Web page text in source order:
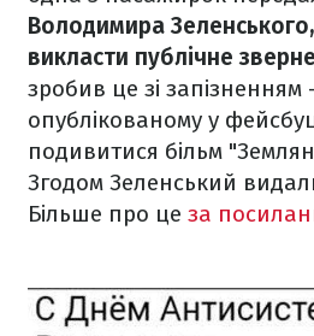
Володимира
викласти публічне
зробив це зі
опублікованому у
подивитися більм
Згодом Зеленський
Більше про це за